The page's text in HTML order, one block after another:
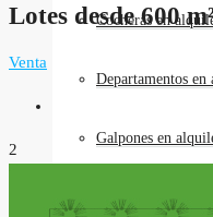
Cocheras en
Departamentos en
Galpones en
Locales
Lotes desde 600
Venta
2